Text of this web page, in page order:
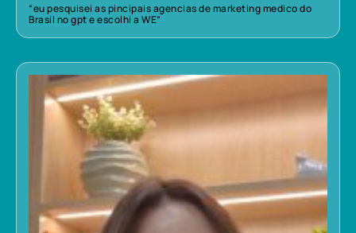
“eu pesquisei as pincipais agencias de marketing medico do
Brasil no gpt e escolhi a WE”